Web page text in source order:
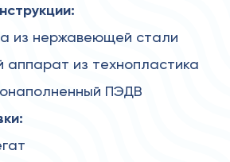
из нержавеющей стали
из технопластика
ПЭДВ